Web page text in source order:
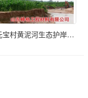
尚志元宝村黄泥河生态护岸工程